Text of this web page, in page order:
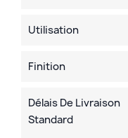
Utilisation
Finition
Délais De Livraison
Standard